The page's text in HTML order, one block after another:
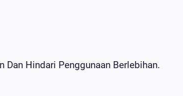
Dan Hindari Penggunaan Berlebihan.